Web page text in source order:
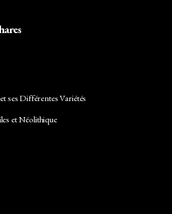
ses Différentes Variétés
et Néolithique